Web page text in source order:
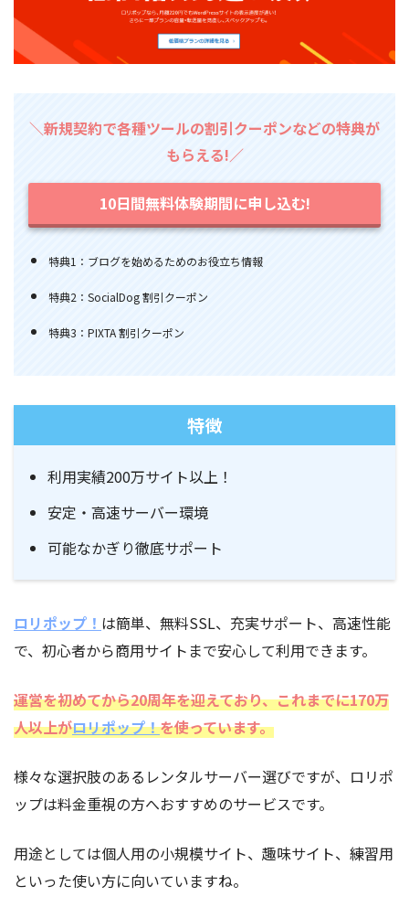
＼新規契約で各種ツールの割引クーポンなどの特典が
もらえる!／
10日間無料体験期間に申し込む!
特典1：ブログを始めるためのお役立ち情報
特典2：SocialDog 割引クーポン
特典3：PIXTA 割引クーポン
特徴
利用実績200万サイト以上！
安定・高速サーバー環境
可能なかぎり徹底サポート
ロリポップ！ は簡単、無料SSL、充実サポート、高速性能
で、初心者から商用サイトまで安心して利用できます。
運営を初めてから20周年を迎えており、これまでに170万
人以上がロリポップ！を使っています。
様々な選択肢のあるレンタルサーバー選びですが、ロリポ
ップは料金重視の方へおすすめのサービスです。
用途としては個人用の小規模サイト、趣味サイト、練習用
といった使い方に向いていますね。